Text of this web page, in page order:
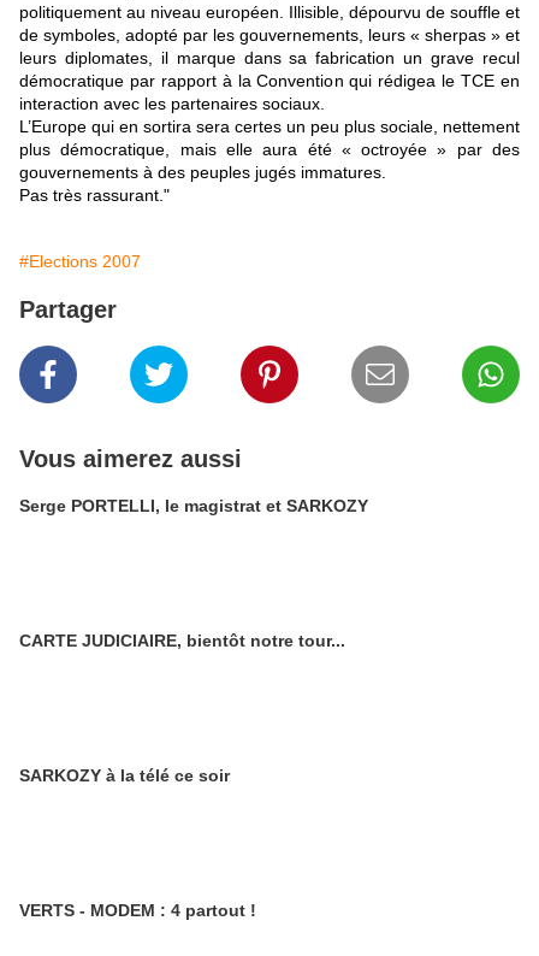
politiquement au niveau européen. Illisible, dépourvu de souffle et
de symboles, adopté par les gouvernements, leurs « sherpas » et
leurs diplomates, il marque dans sa fabrication un grave recul
démocratique par rapport à la Convention qui rédigea le TCE en
interaction avec les partenaires sociaux.
L’Europe qui en sortira sera certes un peu plus sociale, nettement
plus démocratique, mais elle aura été « octroyée » par des
gouvernements à des peuples jugés immatures.
Pas très rassurant."
#Elections 2007
Partager
Vous aimerez aussi
Serge PORTELLI, le magistrat et SARKOZY
CARTE JUDICIAIRE, bientôt notre tour...
SARKOZY à la télé ce soir
VERTS - MODEM : 4 partout !